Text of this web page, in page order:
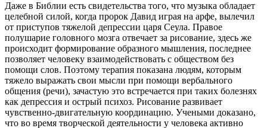
Даже в Библии есть свидетельства того, что музыка обладает
целебной силой, когда пророк Давид играя на арфе, вылечил
от приступов тяжелой депрессии царя Сеула. Правое
полушарие головного мозга отвечает за рисование, здесь же
происходит формирование образного мышления, последнее
позволяет человеку взаимодействовать с обществом без
помощи слов. Поэтому терапия показана людям, которым
тяжело выражать свои мысли при помощи вербального
общения (речи), зачастую это встречается при таких болезнях
как депрессия и острый психоз. Рисование развивает
чувственно-двигательную координацию. Учеными доказано,
что во время творческой деятельности у человека активно